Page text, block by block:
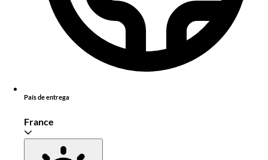
País de entrega
France